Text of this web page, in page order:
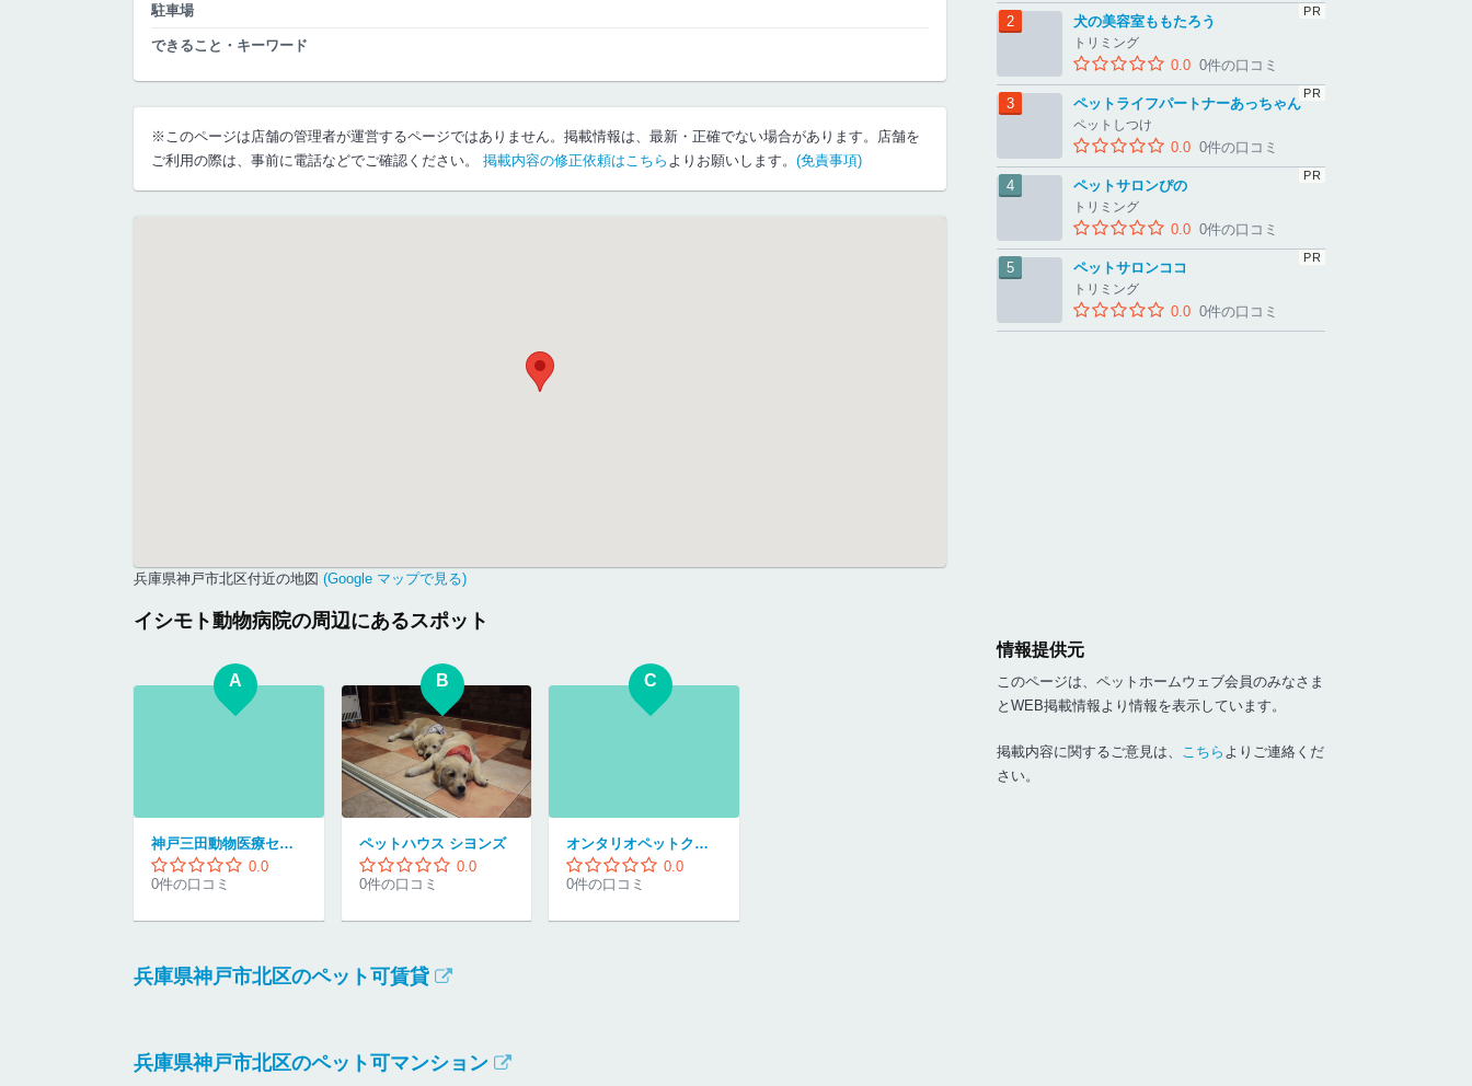
駐車場
できること・キーワード
※このページは店舗の管理者が運営するページではありません。掲載情報は、最新・正確でない場合があります。店舗を
ご利用の際は、事前に電話などでご確認ください。 掲載内容の修正依頼はこちら よりお願いします。 (免責事項)
兵庫県神戸市北区付近の地図 (Google マップで見る)
イシモト動物病院の周辺にあるスポット
A
神戸三田動物医療センター
0.0
0件の口コミ
B
ペットハウス シヨンズ
0.0
0件の口コミ
C
オンタリオペットクリニック
0.0
0件の口コミ
兵庫県神戸市北区のペット可賃貸
兵庫県神戸市北区のペット可マンション
犬の美容室ももたろう
トリミング
0.0 0件の口コミ
ペットライフパートナーあっちゃん
ペットしつけ
0.0 0件の口コミ
ペットサロンぴの
トリミング
0.0 0件の口コミ
ペットサロンココ
トリミング
0.0 0件の口コミ
情報提供元
このページは、ペットホームウェブ会員のみなさま
とWEB掲載情報より情報を表示しています。
掲載内容に関するご意見は、 こちら よりご連絡くだ
さい。